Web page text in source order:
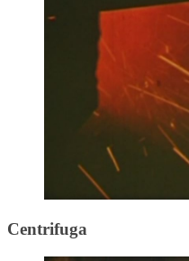
Centrifuga